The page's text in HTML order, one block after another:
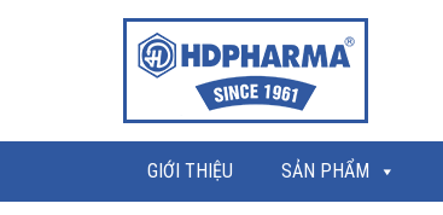
GIỚI THIỆU SẢN PHẨM